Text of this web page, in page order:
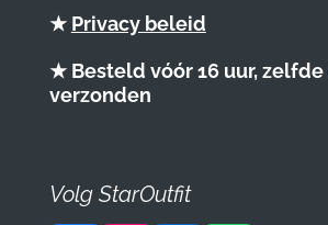
★ Privacy beleid
★ Besteld vóór 16 uur, zelfde
verzonden
Volg StarOutfit